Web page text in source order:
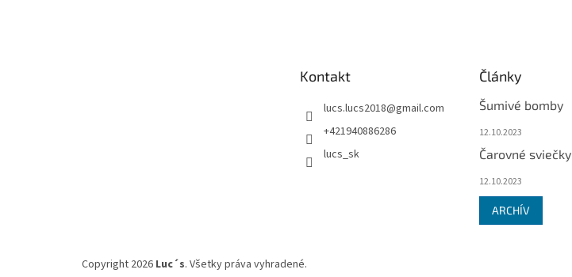
Kontakt
lucs.lucs2018@gmail.com
+421940886286
lucs_sk
Články
Šumivé bomby
12.10.2023
Čarovné sviečky
12.10.2023
ARCHÍV
Copyright 2026 Luc´s. Všetky práva vyhradené.